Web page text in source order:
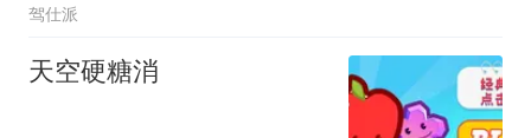
驾仕派
天空硬糖消